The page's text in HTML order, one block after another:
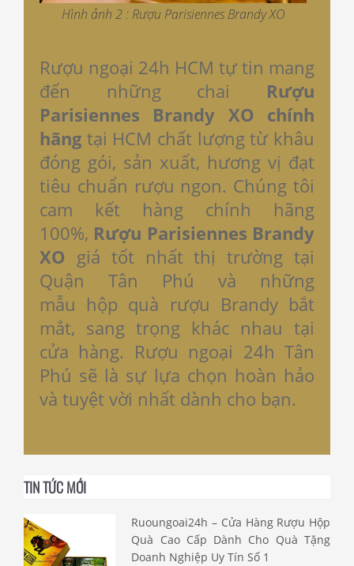
Hình ảnh 2 : Rượu Parisiennes Brandy XO
Rượu ngoại 24h HCM tự tin mang
đến những chai Rượu
Parisiennes Brandy XO chính
hãng tại HCM chất lượng từ khâu
đóng gói, sản xuất, hương vị đạt
tiêu chuẩn rượu ngon. Chúng tôi
cam kết hàng chính hãng
100%, Rượu Parisiennes Brandy
XO giá tốt nhất thị trường tại
Quận Tân Phú và những
mẫu hộp quà rượu Brandy bắt
mắt, sang trọng khác nhau tại
cửa hàng. Rượu ngoại 24h Tân
Phú sẽ là sự lựa chọn hoàn hảo
và tuyệt vời nhất dành cho bạn.
TIN TỨC MỚI
Ruoungoai24h – Cửa Hàng Rượu Hộp
Quà Cao Cấp Dành Cho Quà Tặng
Doanh Nghiệp Uy Tín Số 1